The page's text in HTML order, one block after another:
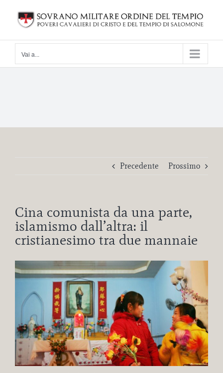
contenuto
Vai a...
Precedente Prossimo
Cina comunista da una parte,
islamismo dall’altra: il
cristianesimo tra due mannaie
immagine